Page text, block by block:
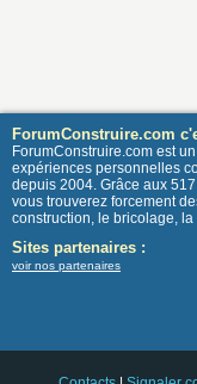
ForumConstruire.com
ForumConstruire.com est
expériences personnelles
depuis 2004. Grâce aux
vous trouverez forcement
construction, le bricolage,
Sites partenaires :
voir nos partenaires